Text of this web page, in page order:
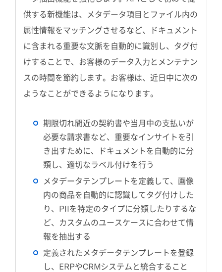
供する新機能は、メタデータ項目とファイル内の
属性情報をマッチングさせるなど、ドキュメント
に含まれる重要な文脈を自動的に識別し、タグ付
けすることで、お客様のデータ入力とメンテナン
スの時間を節約します。お客様は、近日中に次の
ようなことができるようになります。
期限切れ間近の契約書や当月中の支払いが
必要な請求書など、重要なインサイトを引
き出すために、ドキュメントを自動的に分
類し、適切なラベル付けを行う
メタデータテンプレートを定義して、画像
内の商品を自動的に認識してタグ付けした
り、PIIを特定のタイプに分類したりするな
ど、カスタムのユースケースに合わせて情
報を抽出する
定義されたメタデータテンプレートを登録
し、ERPやCRMシステムと統合すること